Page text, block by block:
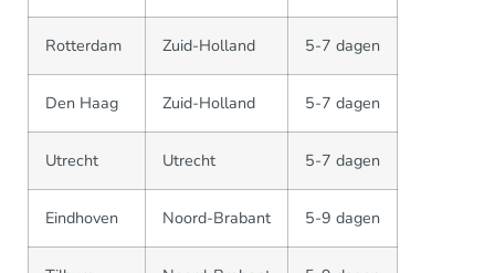
Rotterdam Zuid-Holland 5-7 dagen
Den Haag Zuid-Holland 5-7 dagen
Utrecht Utrecht 5-7 dagen
Eindhoven Noord-Brabant 5-9 dagen